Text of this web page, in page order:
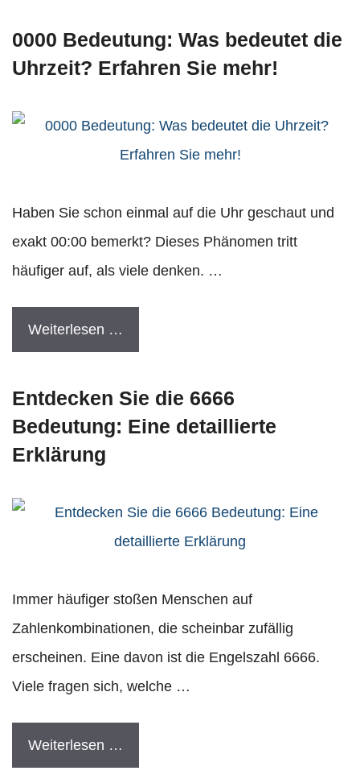
0000 Bedeutung: Was bedeutet die
Uhrzeit? Erfahren Sie mehr!
Haben Sie schon einmal auf die Uhr geschaut und
exakt 00:00 bemerkt? Dieses Phänomen tritt
häufiger auf, als viele denken. …
Weiterlesen …
Entdecken Sie die 6666
Bedeutung: Eine detaillierte
Erklärung
Immer häufiger stoßen Menschen auf
Zahlenkombinationen, die scheinbar zufällig
erscheinen. Eine davon ist die Engelszahl 6666.
Viele fragen sich, welche …
Weiterlesen …